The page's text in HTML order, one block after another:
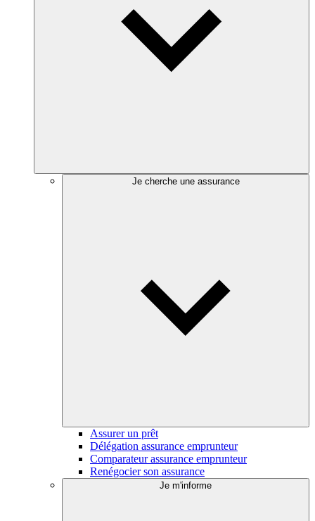
Je cherche une assurance
Assurer un prêt
Délégation assurance emprunteur
Comparateur assurance emprunteur
Renégocier son assurance
Je m'informe